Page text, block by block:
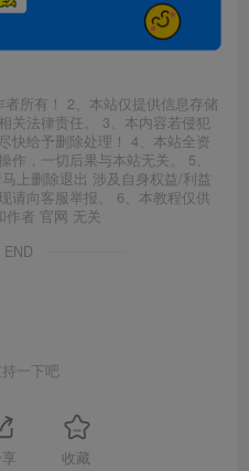
所有！ 2、本站仅提供信息存储
关法律责任。 3、本内容若侵犯
快给予删除处理！ 4、本站全资
，一切后果与本站无关。 5、
上删除退出 涉及自身权益/利益
请向客服举报。 6、本教程仅供
作者 官网 无关
一下吧
收藏